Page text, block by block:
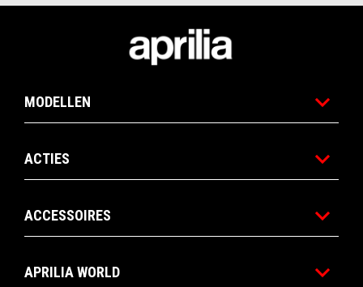
MODELLEN
ACTIES
ACCESSOIRES
APRILIA WORLD